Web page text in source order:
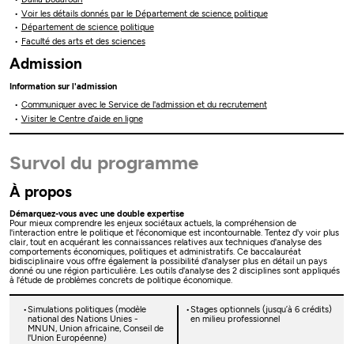
Voir les détails donnés par le Département de science politique
Département de science politique
Faculté des arts et des sciences
Admission
Information sur l'admission
Communiquer avec le Service de l'admission et du recrutement
Visiter le Centre d’aide en ligne
Survol du programme
À propos
Démarquez-vous avec une double expertise
Pour mieux comprendre les enjeux sociétaux actuels, la compréhension de
l'interaction entre le politique et l'économique est incontournable. Tentez d'y voir plus
clair, tout en acquérant les connaissances relatives aux techniques d'analyse des
comportements économiques, politiques et administratifs. Ce baccalauréat
bidisciplinaire vous offre également la possibilité d'analyser plus en détail un pays
donné ou une région particulière. Les outils d'analyse des 2 disciplines sont appliqués
à l'étude de problèmes concrets de politique économique.
Simulations politiques (modèle
national des Nations Unies -
MNUN, Union africaine, Conseil de
l'Union Européenne)
Stages optionnels (jusqu’à 6 crédits)
en milieu professionnel